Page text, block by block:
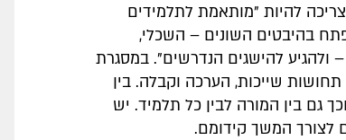
להיות "מותאמת לתלמידים
בהיבטים השונים – השכלי,
ולהגיע להישגים הנדרשים". במסגרת
תחושות שייכות, הערכה וקבלה. בין
גם בין המורה לבין כל תלמיד. יש
לצורך המשך קידומם.